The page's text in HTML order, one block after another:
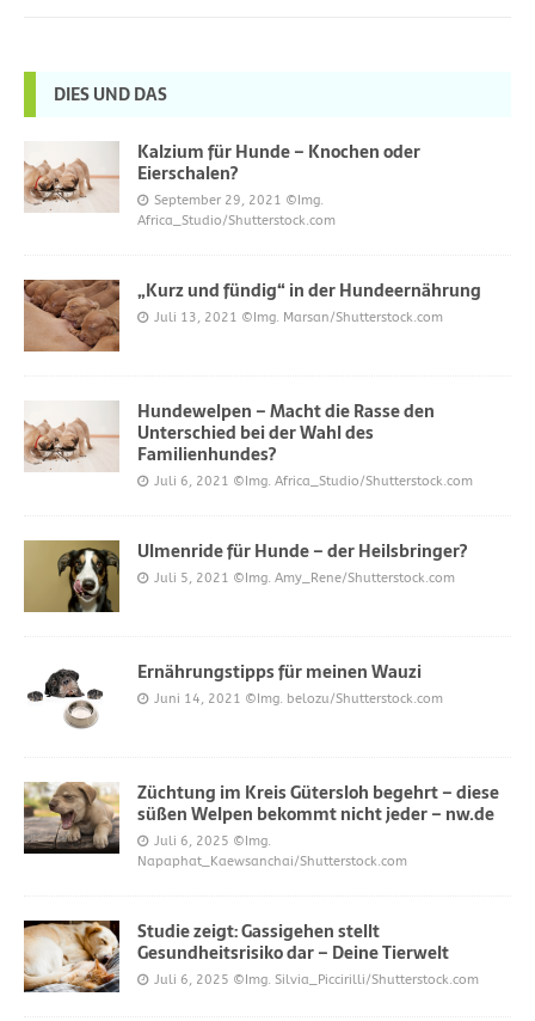
DIES UND DAS
Kalzium für Hunde – Knochen oder
Eierschalen?
September 29, 2021 ©Img.
Africa_Studio/Shutterstock.com
„Kurz und fündig“ in der Hundeernährung
Juli 13, 2021 ©Img. Marsan/Shutterstock.com
Hundewelpen – Macht die Rasse den
Unterschied bei der Wahl des
Familienhundes?
Juli 6, 2021 ©Img. Africa_Studio/Shutterstock.com
Ulmenride für Hunde – der Heilsbringer?
Juli 5, 2021 ©Img. Amy_Rene/Shutterstock.com
Ernährungstipps für meinen Wauzi
Juni 14, 2021 ©Img. belozu/Shutterstock.com
Züchtung im Kreis Gütersloh begehrt – diese
süßen Welpen bekommt nicht jeder – nw.de
Juli 6, 2025 ©Img.
Napaphat_Kaewsanchai/Shutterstock.com
Studie zeigt: Gassigehen stellt
Gesundheitsrisiko dar – Deine Tierwelt
Juli 6, 2025 ©Img. Silvia_Piccirilli/Shutterstock.com